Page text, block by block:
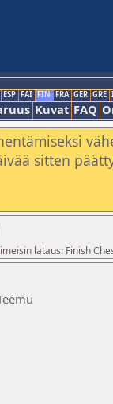
ESP FAI FIN FRA GER GRE
Kuvat FAQ
sitten
lataus: Finish